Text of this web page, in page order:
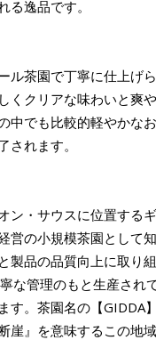
る逸品です。
ル茶園で丁寧に仕上げ
くクリアな味わいと爽
中でも比較的軽やかな
されます。
ン・サウスに位置する
営の小規模茶園として知
製品の品質向上に取り
な管理のもと生産され
す。茶園名の【GIDDA
崖』を意味するこの地